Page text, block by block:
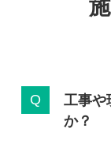
工事や
か？